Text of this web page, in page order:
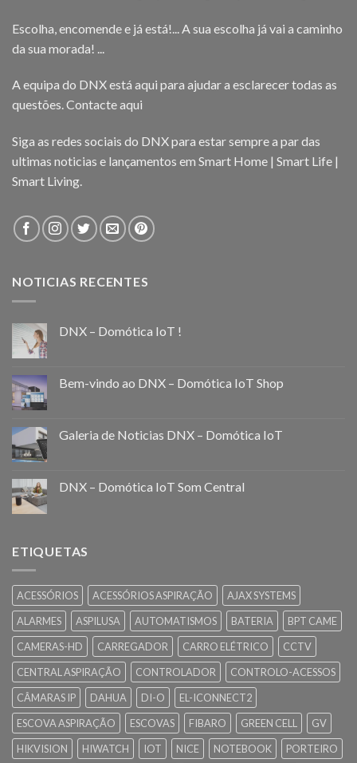
Escolha, encomende e já está!... A sua escolha já vai a caminho
da sua morada! ...
A equipa do DNX está aqui para ajudar a esclarecer todas as
questões.Contacte aqui
Siga as redes sociais do DNX para estar sempre a par das
ultimas noticias e lançamentos em Smart Home | Smart Life |
Smart Living.
NOTICIAS RECENTES
DNX – Domótica IoT !
Bem-vindo ao DNX – Domótica IoT Shop
Galeria de Noticias DNX – Domótica IoT
DNX – Domótica IoT Som Central
ETIQUETAS
ACESSÓRIOS ACESSÓRIOS ASPIRAÇÃO
AJAX SYSTEMS
ALARMES
ASPILUSA AUTOMATISMOS BATERIA
BPT CAME
CAMERAS-HD
CARREGADOR CARRO ELÉTRICO
CCTV
CENTRAL ASPIRAÇÃO
CONTROLADOR
CONTROLO-ACESSOS
CÂMARAS IP
DAHUA DI-O
EL-ICONNECT2
ESCOVA ASPIRAÇÃO
ESCOVAS FIBARO GREEN CELL
GV
HIKVISION
HIWATCH IOT NICE NOTEBOOK
PORTEIRO